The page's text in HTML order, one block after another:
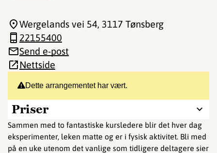
Dette arrangementet har vært.
Priser
Sammen med to fantastiske kursledere blir det hver dag
eksperimenter, leken matte og er i fysisk aktivitet. Bli med
på en uke utenom det vanlige som tidligere deltagere sier
Wergelands vei 54, 3117 Tønsberg
22155400
Send e-post
Nettside